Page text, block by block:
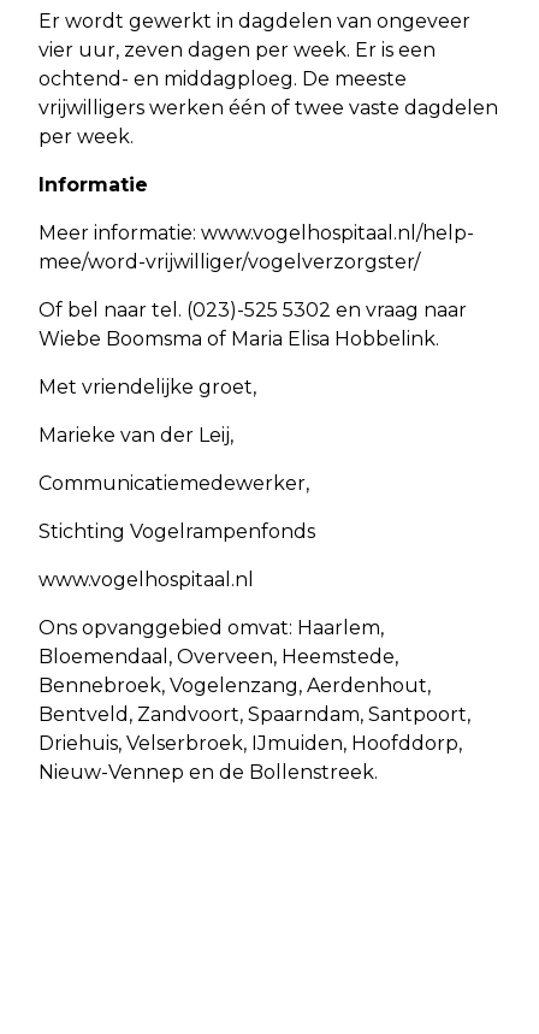
Er wordt gewerkt in dagdelen van ongeveer
vier uur, zeven dagen per week. Er is een
ochtend- en middagploeg. De meeste
vrijwilligers werken één of twee vaste dagdelen
per week.
Informatie
Meer informatie: www.vogelhospitaal.nl/help-
mee/word-vrijwilliger/vogelverzorgster/
Of bel naar tel. (023)-525 5302 en vraag naar
Wiebe Boomsma of Maria Elisa Hobbelink.
Met vriendelijke groet,
Marieke van der Leij,
Communicatiemedewerker,
Stichting Vogelrampenfonds
www.vogelhospitaal.nl
Ons opvanggebied omvat: Haarlem,
Bloemendaal, Overveen, Heemstede,
Bennebroek, Vogelenzang, Aerdenhout,
Bentveld, Zandvoort, Spaarndam, Santpoort,
Driehuis, Velserbroek, IJmuiden, Hoofddorp,
Nieuw-Vennep en de Bollenstreek.